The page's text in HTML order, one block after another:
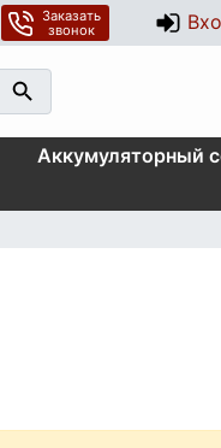
Заказать
звонок
Аккумуляторный